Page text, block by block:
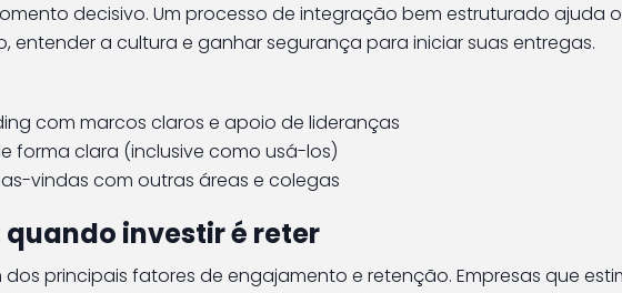
decisivo. Um processo de integração bem estruturado ajuda
entender a cultura e ganhar segurança para iniciar suas entregas.
com marcos claros e apoio de lideranças
forma clara (inclusive como usá-los)
vindas com outras áreas e colegas
investir é reter
principais fatores de engajamento e retenção. Empresas que